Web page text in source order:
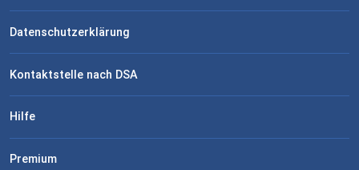
Datenschutzerklärung
Kontaktstelle nach DSA
Hilfe
Premium